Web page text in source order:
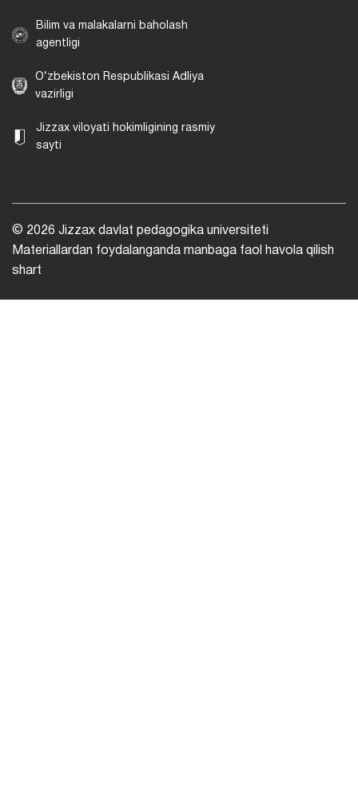
Bilim va malakalarni baholash
agentligi
O‘zbekiston Respublikasi Adliya
vazirligi
Jizzax viloyati hokimligining rasmiy
sayti
© 2026 Jizzax davlat pedagogika universiteti
Materiallardan foydalanganda manbaga faol havola qilish
shart